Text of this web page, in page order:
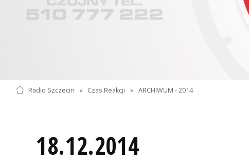
Radio Szczecin » Czas Reakcji » ARCHIWUM - 2014
18.12.2014